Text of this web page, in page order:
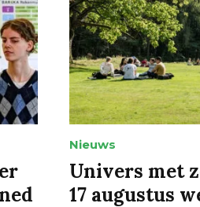
Nieuws
Univers met
17 augustus